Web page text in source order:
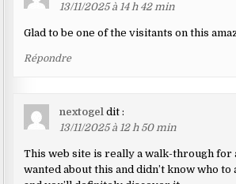
13/11/2025 à 14 h 42 min
Glad to be one of the visitants on this
Répondre
nextogel dit :
13/11/2025 à 12 h 50 min
This web site is really a walk-through for
wanted about this and didn’t know who to